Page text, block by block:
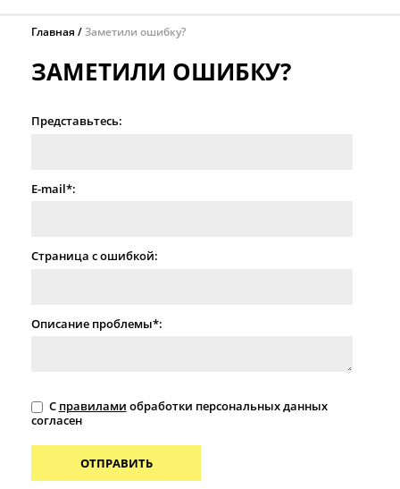
Главная Заметили ошибку?
ЗАМЕТИЛИ ОШИБКУ?
Представьтесь:
E-mail*:
Страница с ошибкой:
Описание проблемы*:
С правилами обработки персональных данных
согласен
ОТПРАВИТЬ